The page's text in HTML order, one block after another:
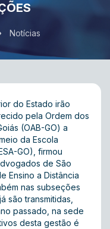
Notícias
do Estado irão
pela Ordem dos
(OAB-GO) a
da Escola
GO), firmou
de São
Ensino a Distância
nas subseções
são transmitidas,
passado, na sede
desta gestão é